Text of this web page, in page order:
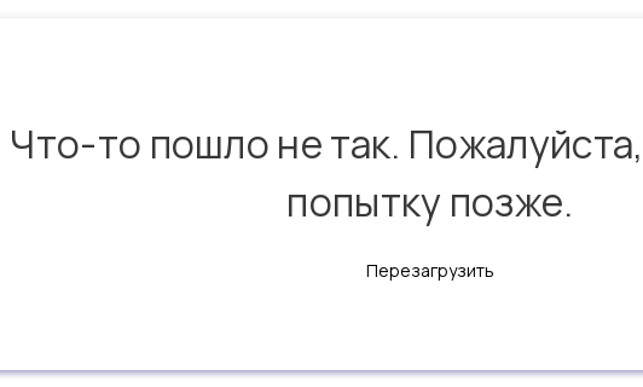
Что-то пошло не так.
попытку позже.
Перезагрузить